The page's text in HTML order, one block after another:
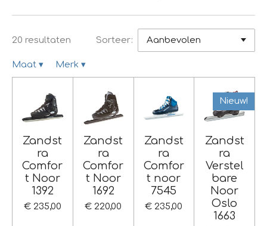
20 resultaten Sorteer:
Maat ▾ Merk ▾
Zandst
ra
Comfor
t Noor
1392
€ 235,00
Zandst
ra
Comfor
t Noor
1692
€ 220,00
Zandst
ra
Comfor
t noor
7545
€ 235,00
Nieuw!
Zandst
ra
Verstel
bare
Noor
Oslo
1663